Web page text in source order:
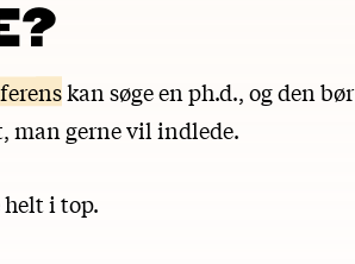
kan søge en ph.d., og den bør
gerne vil indlede.
helt i top.